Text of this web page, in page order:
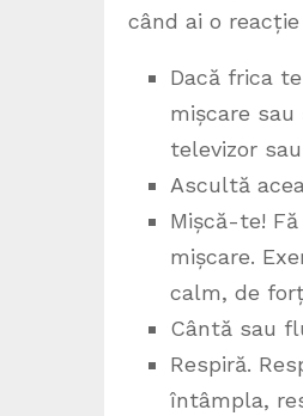
când ai o
Dacă frica
mișcare
televizor
Ascultă
Mișcă-te!
mișcare.
calm, de
Cântă sau
Respiră.
întâmpla,